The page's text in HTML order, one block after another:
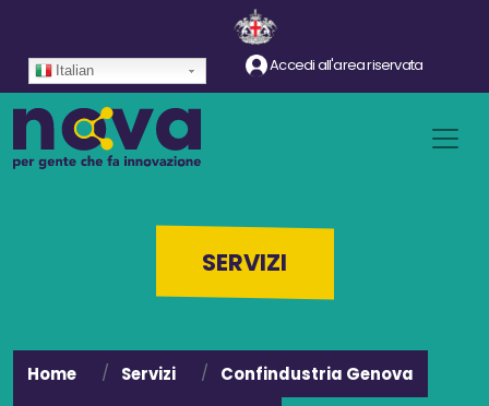
Salta al contenuto principale
Italian Accedi all'area riservata
SERVIZI
Home Servizi
Confindustria Genova